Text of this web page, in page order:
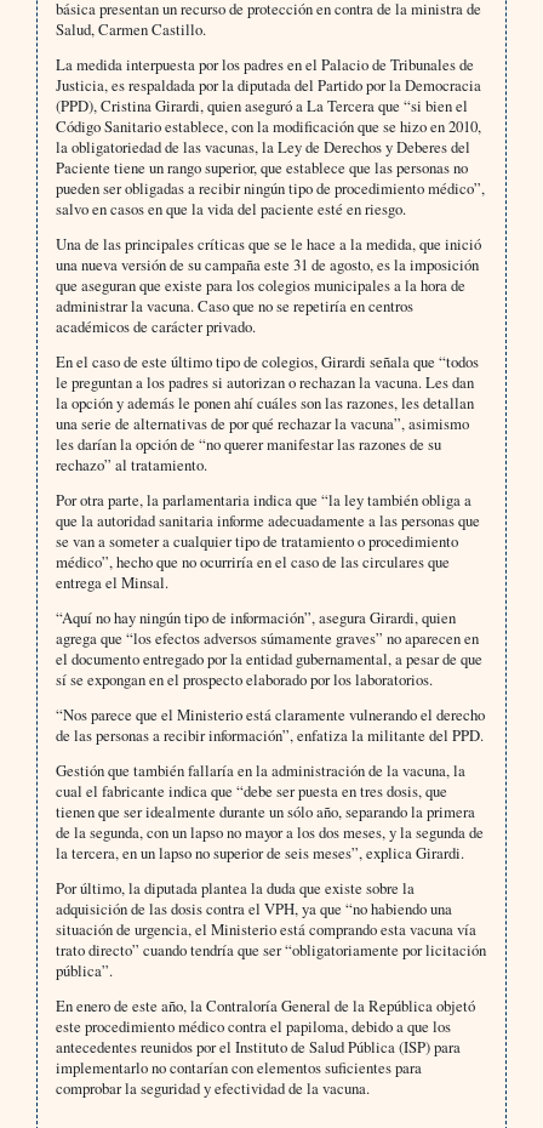
básica presentan un recurso de protección en contra de la ministra de
Salud, Carmen Castillo.
La medida interpuesta por los padres en el Palacio de Tribunales de
Justicia, es respaldada por la diputada del Partido por la Democracia
(PPD), Cristina Girardi, quien aseguró a La Tercera que “si bien el
Código Sanitario establece, con la modificación que se hizo en 2010,
la obligatoriedad de las vacunas, la Ley de Derechos y Deberes del
Paciente tiene un rango superior, que establece que las personas no
pueden ser obligadas a recibir ningún tipo de procedimiento médico”,
salvo en casos en que la vida del paciente esté en riesgo.
Una de las principales críticas que se le hace a la medida, que inició
una nueva versión de su campaña este 31 de agosto, es la imposición
que aseguran que existe para los colegios municipales a la hora de
administrar la vacuna. Caso que no se repetiría en centros
académicos de carácter privado.
En el caso de este último tipo de colegios, Girardi señala que “todos
le preguntan a los padres si autorizan o rechazan la vacuna. Les dan
la opción y además le ponen ahí cuáles son las razones, les detallan
una serie de alternativas de por qué rechazar la vacuna”, asimismo
les darían la opción de “no querer manifestar las razones de su
rechazo” al tratamiento.
Por otra parte, la parlamentaria indica que “la ley también obliga a
que la autoridad sanitaria informe adecuadamente a las personas que
se van a someter a cualquier tipo de tratamiento o procedimiento
médico”, hecho que no ocurriría en el caso de las circulares que
entrega el Minsal.
“Aquí no hay ningún tipo de información”, asegura Girardi, quien
agrega que “los efectos adversos súmamente graves” no aparecen en
el documento entregado por la entidad gubernamental, a pesar de que
sí se expongan en el prospecto elaborado por los laboratorios.
“Nos parece que el Ministerio está claramente vulnerando el derecho
de las personas a recibir información”, enfatiza la militante del PPD.
Gestión que también fallaría en la administración de la vacuna, la
cual el fabricante indica que “debe ser puesta en tres dosis, que
tienen que ser idealmente durante un sólo año, separando la primera
de la segunda, con un lapso no mayor a los dos meses, y la segunda de
la tercera, en un lapso no superior de seis meses”, explica Girardi.
Por último, la diputada plantea la duda que existe sobre la
adquisición de las dosis contra el VPH, ya que “no habiendo una
situación de urgencia, el Ministerio está comprando esta vacuna vía
trato directo” cuando tendría que ser “obligatoriamente por licitación
pública”.
En enero de este año, la Contraloría General de la República objetó
este procedimiento médico contra el papiloma, debido a que los
antecedentes reunidos por el Instituto de Salud Pública (ISP) para
implementarlo no contarían con elementos suficientes para
comprobar la seguridad y efectividad de la vacuna.